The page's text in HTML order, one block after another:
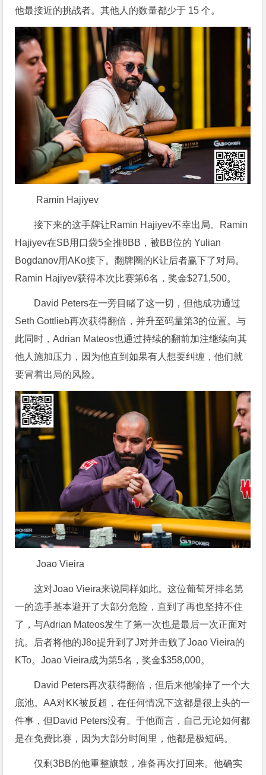
他最接近的挑战者。其他人的数量都少于 15 个。
Ramin Hajiyev
接下来的这手牌让Ramin Hajiyev不幸出局。Ramin
Hajiyev在SB用口袋5全推8BB，被BB位的 Yulian
Bogdanov用AKo接下。翻牌圈的K让后者赢下了对局。
Ramin Hajiyev获得本次比赛第6名，奖金$271,500。
David Peters在一旁目睹了这一切，但他成功通过
Seth Gottlieb再次获得翻倍，并升至码量第3的位置。与
此同时，Adrian Mateos也通过持续的翻前加注继续向其
他人施加压力，因为他直到如果有人想要纠缠，他们就
要冒着出局的风险。
Joao Vieira
这对Joao Vieira来说同样如此。这位葡萄牙排名第
一的选手基本避开了大部分危险，直到了再也坚持不住
了，与Adrian Mateos发生了第一次也是最后一次正面对
抗。后者将他的J8o提升到了J对并击败了Joao Vieira的
KTo。Joao Vieira成为第5名，奖金$358,000。
David Peters再次获得翻倍，但后来他输掉了一个大
底池。AA对KK被反超，在任何情况下这都是很上头的一
件事，但David Peters没有。于他而言，自己无论如何都
是在免费比赛，因为大部分时间里，他都是极短码。
仅剩3BB的他重整旗鼓，准备再次打回来。他确实